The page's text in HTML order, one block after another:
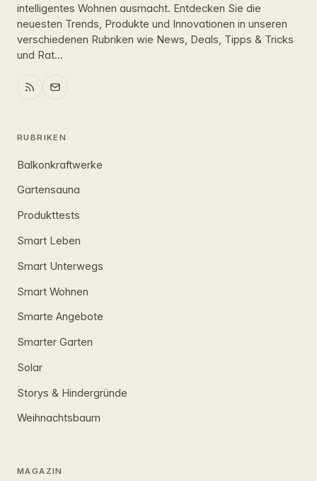
intelligentes Wohnen ausmacht. Entdecken Sie die
neuesten Trends, Produkte und Innovationen in unseren
verschiedenen Rubriken wie News, Deals, Tipps & Tricks
und Rat...
RUBRIKEN
Balkonkraftwerke
Gartensauna
Produkttests
Smart Leben
Smart Unterwegs
Smart Wohnen
Smarte Angebote
Smarter Garten
Solar
Storys & Hindergründe
Weihnachtsbaum
MAGAZIN